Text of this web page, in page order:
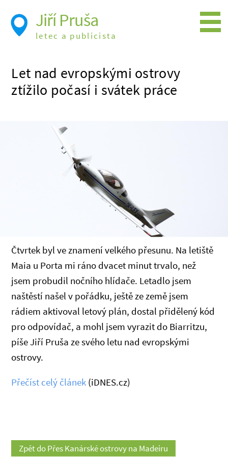
Let nad evropskými ostrovy
ztížilo počasí i svátek práce
Čtvrtek byl ve znamení velkého přesunu. Na letiště
Maia u Porta mi ráno dvacet minut trvalo, než
jsem probudil nočního hlídače. Letadlo jsem
naštěstí našel v pořádku, ještě ze země jsem
rádiem aktivoval letový plán, dostal přidělený kód
pro odpovídač, a mohl jsem vyrazit do Biarritzu,
píše Jiří Pruša ze svého letu nad evropskými
ostrovy.
Přečíst celý článek (iDNES.cz)
Zpět do Přes Kanárské ostrovy na Madeiru
Jiří Pruša
letec a publicista
Foto
Videa
Přednášky a školení
Trasy cest
Létání a historie